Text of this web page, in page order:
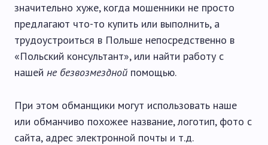
значительно хуже, когда мошенники не просто
предлагают что-то купить или выполнить, а
трудоустроиться в Польше непосредственно в
«Польский консультант», или найти работу с
нашей не безвозмездной помощью.
При этом обманщики могут использовать наше
или обманчиво похожее название, логотип, фото с
сайта, адрес электронной почты и т.д.